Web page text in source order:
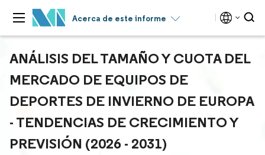
Acerca de este informe
ANÁLISIS DEL TAMAÑO Y CUOTA DEL
MERCADO DE EQUIPOS DE
DEPORTES DE INVIERNO DE EUROPA
- TENDENCIAS DE CRECIMIENTO Y
PREVISIÓN (2026 - 2031)